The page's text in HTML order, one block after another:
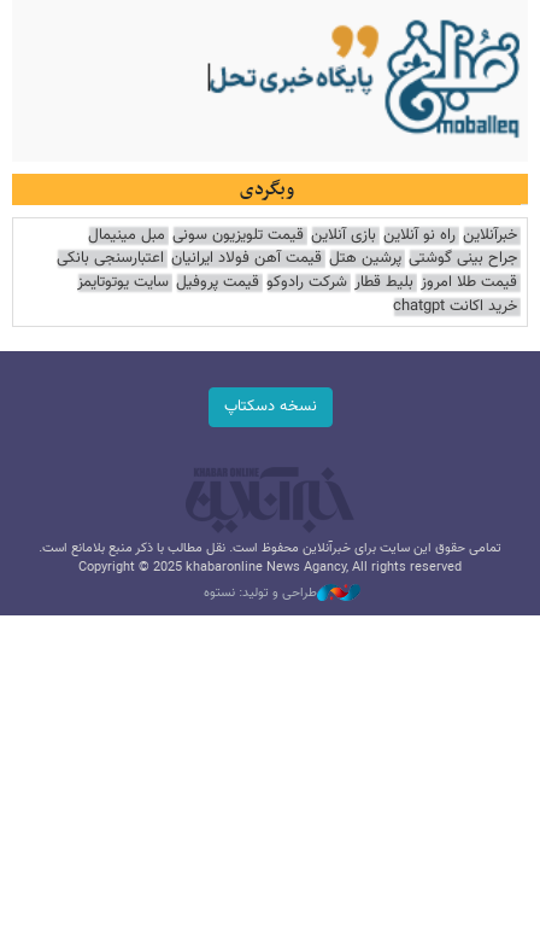
وبگردی
خبرآنلاین راه نو آنلاین بازی آنلاین قیمت تلویزیون سونی مبل مینیمال
جراح بینی گوشتی پرشین هتل قیمت آهن فولاد ایرانیان اعتبارسنجی بانکی
قیمت طلا امروز بلیط قطار شرکت رادوکو قیمت پروفیل سایت یوتوتایمز
خرید اکانت chatgpt
نسخه دسکتاپ
تمامی حقوق این سایت برای خبرآنلاین محفوظ است. نقل مطالب با ذکر منبع بلامانع است.
Copyright © 2025 khabaronline News Agancy, All rights reserved
طراحی و تولید: نستوه